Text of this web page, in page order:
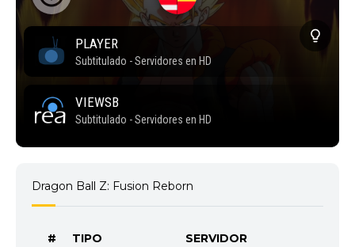
Dragon Ball Z: Fusion Reborn
# TIPO SERVIDOR